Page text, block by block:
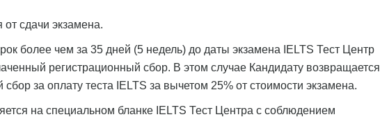
от сдачи экзамена.
более чем за 35 дней (5 недель) до даты экзамена IELTS Тест Центр
регистрационный сбор. В этом случае Кандидату возвращается
за оплату теста IELTS за вычетом 25% от стоимости экзамена.
на специальном бланке IELTS Тест Центра с соблюдением